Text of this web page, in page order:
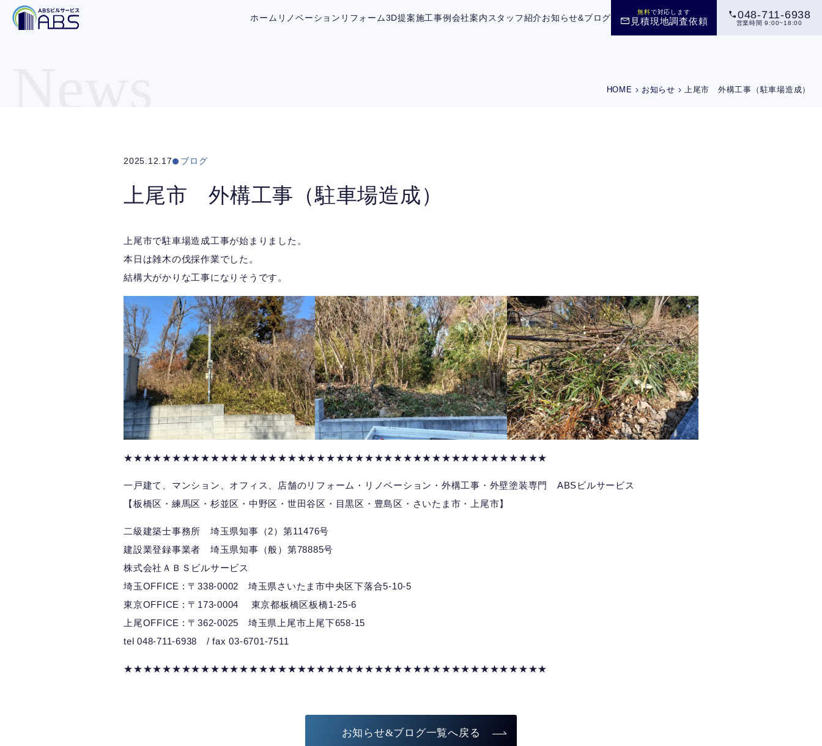
ホーム リノベーション リフォーム3D提案施工事例 会社案内 スタッフ紹介お知らせ&ブログ
無料で対応します
mail 見積現地調査依頼
call048-711-6938
営業時間 9:00~18:00
HOME chevron_right お知らせ chevron_right 上尾市 外構工事（駐車場造成）
2025.12.17 ブログ
上尾市 外構工事（駐車場造成）
上尾市で駐車場造成工事が始まりました。
本日は雑木の伐採作業でした。
結構大がかりな工事になりそうです。
★★★★★★★★★★★★★★★★★★★★★★★★★★★★★★★★★★★★★★★★★★★★
一戸建て、マンション、オフィス、店舗のリフォーム・リノベーション・外構工事・外壁塗装専門 ABSビルサービス
【板橋区・練馬区・杉並区・中野区・世田谷区・目黒区・豊島区・さいたま市・上尾市】
二級建築士事務所 埼玉県知事（2）第11476号
建設業登録事業者 埼玉県知事（般）第78885号
株式会社ＡＢＳビルサービス
埼玉OFFICE : 〒338-0002 埼玉県さいたま市中央区下落合5-10-5
東京OFFICE : 〒173-0004 東京都板橋区板橋1-25-6
上尾OFFICE : 〒362-0025 埼玉県上尾市上尾下658-15
tel 048-711-6938 / fax 03-6701-7511
★★★★★★★★★★★★★★★★★★★★★★★★★★★★★★★★★★★★★★★★★★★★
お知らせ&ブログ一覧へ戻る